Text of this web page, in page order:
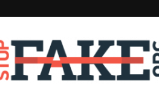
StopFake